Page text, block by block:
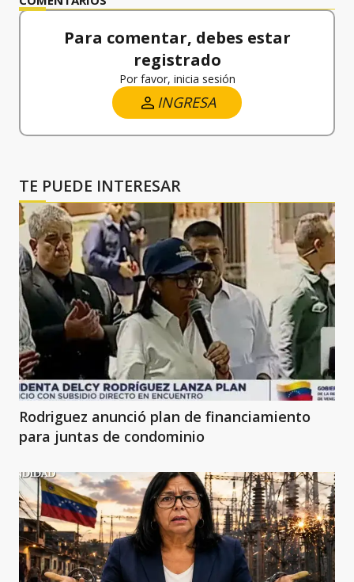
Para comentar, debes estar
registrado
Por favor, inicia sesión
INGRESA
TE PUEDE INTERESAR
Rodriguez anunció plan de financiamiento
para juntas de condominio